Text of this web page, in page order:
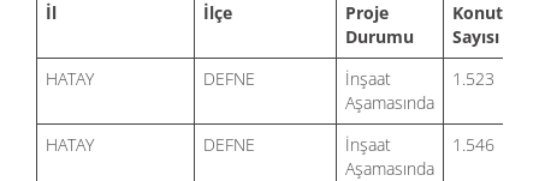
İl İlçe
Proje
Durumu
Konut
Sayısı
HATAY DEFNE
İnşaat
Aşamasında
1.523
HATAY DEFNE
İnşaat
Aşamasında
1.546